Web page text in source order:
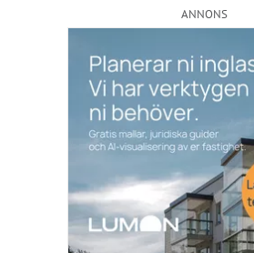
Så kan IMD stärka föreningens ekonomi